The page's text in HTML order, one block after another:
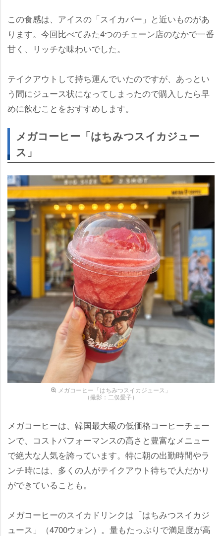
この食感は、アイスの「スイカバー」と近いものがあ
ります。今回比べてみた4つのチェーン店のなかで一番
甘く、リッチな味わいでした。
テイクアウトして持ち運んでいたのですが、あっとい
う間にジュース状になってしまったので購入したら早
めに飲むことをおすすめします。
メガコーヒー「はちみつスイカジュー
ス」
メガコーヒー「はちみつスイカジュース」
（撮影：二俣愛子）
メガコーヒーは、韓国最大級の低価格コーヒーチェー
ンで、コストパフォーマンスの高さと豊富なメニュー
で絶大な人気を誇っています。特に朝の出勤時間やラ
ンチ時には、多くの人がテイクアウト待ちで人だかり
ができていることも。
メガコーヒーのスイカドリンクは「はちみつスイカジ
ュース」（4700ウォン）。量もたっぷりで満足度が高